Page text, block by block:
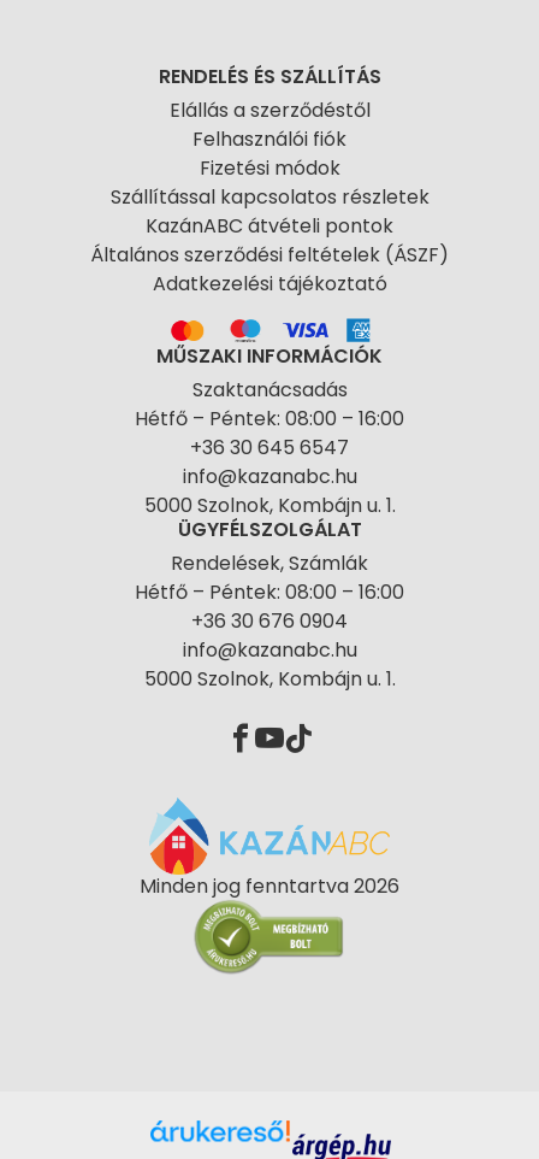
RENDELÉS ÉS SZÁLLÍTÁS
Elállás a szerződéstől
Felhasználói fiók
Fizetési módok
Szállítással kapcsolatos részletek
KazánABC átvételi pontok
Általános szerződési feltételek (ÁSZF)
Adatkezelési tájékoztató
MŰSZAKI INFORMÁCIÓK
Szaktanácsadás
Hétfő – Péntek: 08:00 – 16:00
+36 30 645 6547
info@kazanabc.hu
5000 Szolnok, Kombájn u. 1.
ÜGYFÉLSZOLGÁLAT
Rendelések, Számlák
Hétfő – Péntek: 08:00 – 16:00
+36 30 676 0904
info@kazanabc.hu
5000 Szolnok, Kombájn u. 1.
Minden jog fenntartva 2026